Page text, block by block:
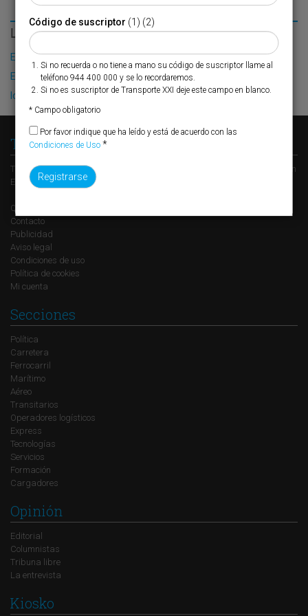
LO MÁS LEÍDO
El Puerto de Valencia crecerá en oferta ro-pax
El contenedor sonríe en España
IoT y la revolución sostenible de la logística
Transporte XXI
Transporte XXI es el periódico de referencia del transporte y la logística en
España, perteneciente al Grupo XXI de Comunicación Empresarial.
Quienes somos
Contacto
Publicidad
Aviso legal
Condiciones de uso
Política de cookies
Mi cuenta
Secciones
Política
Carretera
Ferrocarril
Marítimo
Aéreo
Transitarios
Operadores logísticos
Express
Tecnologías
Servicios
Formación
Cargadores
Opinión
Editorial
Columnistas
Tribuna libre
La entrevista
Kiosko
Código de suscriptor (1) (2)
Si no recuerda o no tiene a mano su código de suscriptor llame al
teléfono 944 400 000 y se lo recordaremos.
Si no es suscriptor de Transporte XXI deje este campo en blanco.
* Campo obligatorio
Por favor indique que ha leído y está de acuerdo con las
Condiciones de Uso *